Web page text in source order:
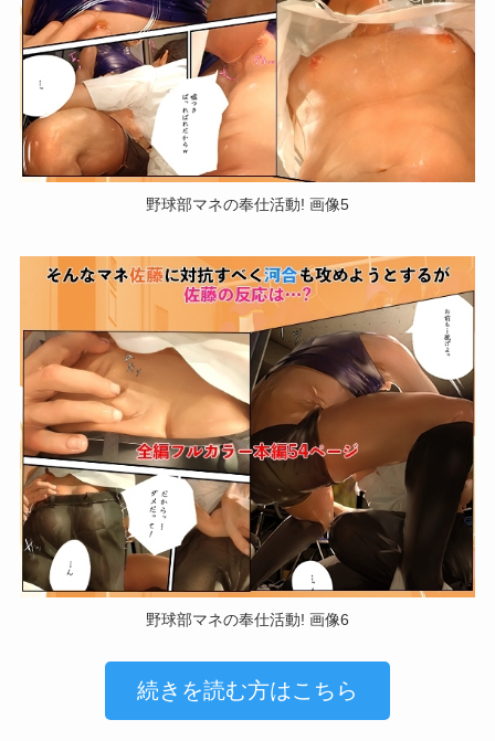
野球部マネの奉仕活動! 画像5
野球部マネの奉仕活動! 画像6
続きを読む方はこちら